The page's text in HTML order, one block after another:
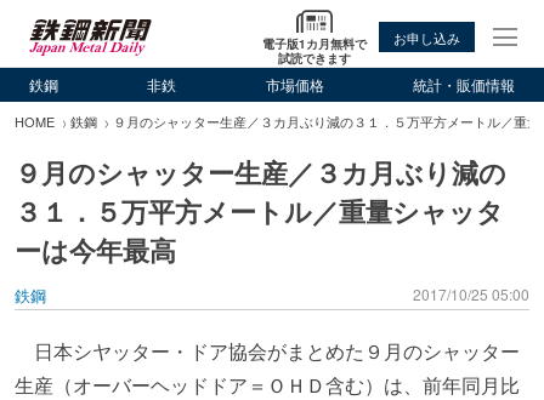
電子版1カ月無料で
試読できます
お申し込み
鉄鋼 非鉄 市場価格 統計・販価情報
HOME 鉄鋼 ９月のシャッター生産／３カ月ぶり減の３１．５万平方メートル／重
９月のシャッター生産／３カ月ぶり減の
３１．５万平方メートル／重量シャッタ
ーは今年最高
鉄鋼 2017/10/25 05:00
日本シヤッター・ドア協会がまとめた９月のシャッター
生産（オーバーヘッドドア＝ＯＨＤ含む）は、前年同月比